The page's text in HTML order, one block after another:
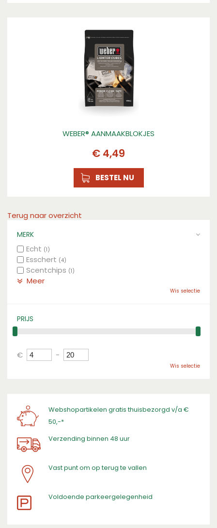
WEBER® AANMAAKBLOKJES
€ 4,49
BESTEL NU
Terug naar overzicht
MERK
Echt (1)
Esschert (4)
Scentchips (1)
Meer
Wis selectie
PRIJS
€ -
Wis selectie
Webshopartikelen gratis thuisbezorgd v/a €
50,-*
Verzending binnen 48 uur
Vast punt om op terug te vallen
​Voldoende parkeergelegenheid